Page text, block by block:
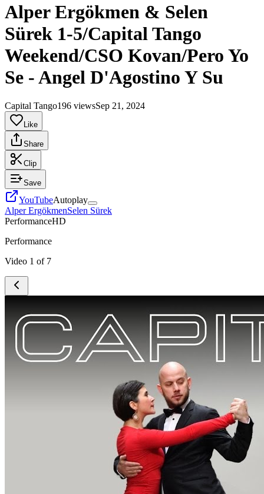
Alper Ergökmen & Selen
Sürek 1-5/Capital Tango
Weekend/CSO Kovan/Pero Yo
Se - Angel D'Agostino Y Su
Capital Tango196 viewsSep 21, 2024
Like
Share
Clip
Save
YouTubeAutoplay
Alper ErgökmenSelen Sürek
PerformanceHD
Performance
Video 1 of 7